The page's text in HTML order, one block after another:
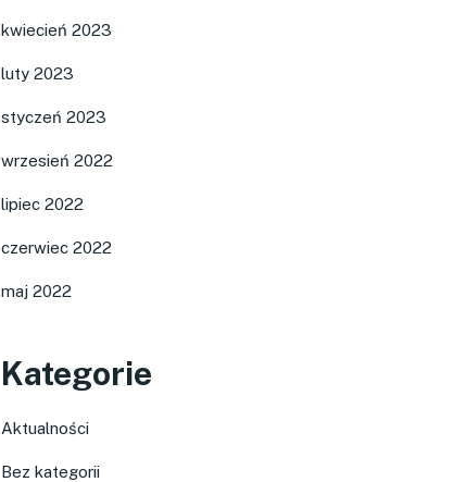
kwiecień 2023
luty 2023
styczeń 2023
wrzesień 2022
lipiec 2022
czerwiec 2022
maj 2022
Kategorie
Aktualności
Bez kategorii